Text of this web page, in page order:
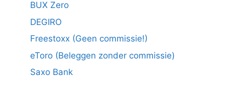
BUX Zero
DEGIRO
Freestoxx (Geen commissie!)
eToro (Beleggen zonder commissie)
Saxo Bank